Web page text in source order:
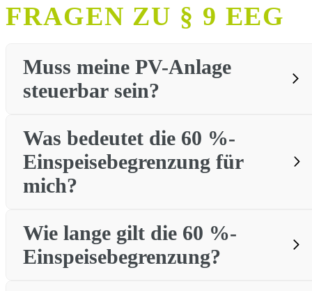
FRAGEN ZU § 9 EEG
Muss meine PV-Anlage
steuerbar sein?
Steuerbarkeit nach § 9 EEG Pflicht
Steuerbox
Was bedeutet die 60 %-
Einspeisebegrenzung für
mich?
Übergangsregel
max. 60 % der
Wie lange gilt die 60 %-
Einspeisebegrenzung?